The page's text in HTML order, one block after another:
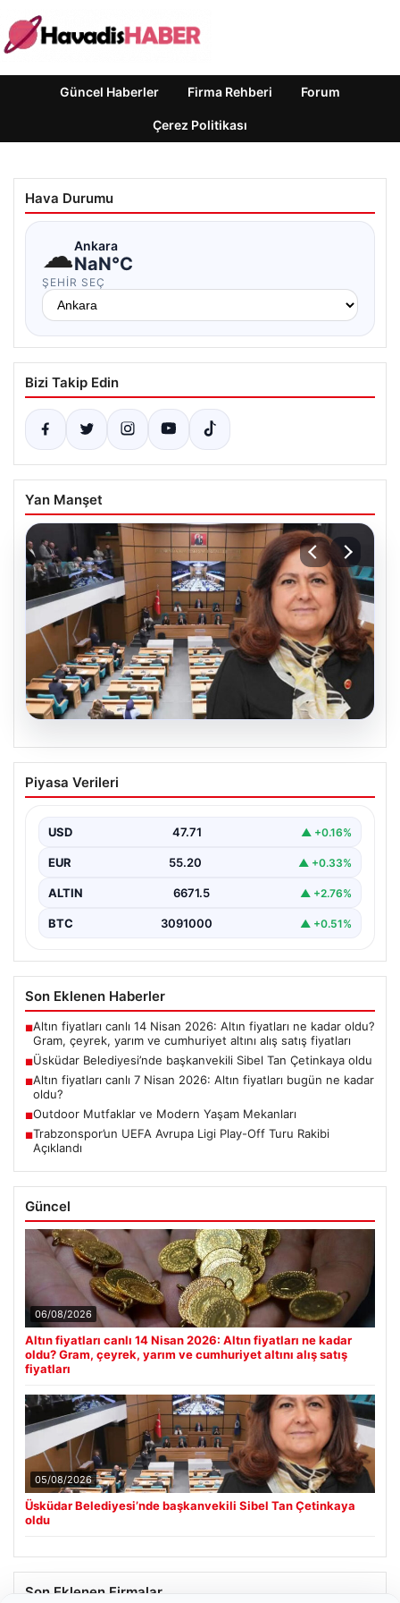
Güncel Haberler Firma Rehberi Forum
Çerez Politikası
Hava Durumu
☁Ankara
NaN°C
ŞEHIR SEÇ
Bizi Takip Edin
Yan Manşet
05.08.2026
Üsküdar Belediyesi’nde başkanvekili
Sibel Tan Çetinkaya oldu
Piyasa Verileri
USD 47.71 ▲ +0.16%
EUR 55.20 ▲ +0.33%
ALTIN 6671.5 ▲ +2.76%
BTC 3091000 ▲ +0.51%
Son Eklenen Haberler
■Altın fiyatları canlı 14 Nisan 2026: Altın fiyatları ne kadar oldu?
Gram, çeyrek, yarım ve cumhuriyet altını alış satış fiyatları
■Üsküdar Belediyesi’nde başkanvekili Sibel Tan Çetinkaya oldu
■Altın fiyatları canlı 7 Nisan 2026: Altın fiyatları bugün ne kadar
oldu?
■Outdoor Mutfaklar ve Modern Yaşam Mekanları
■Trabzonspor’un UEFA Avrupa Ligi Play-Off Turu Rakibi
Açıklandı
Güncel
06/08/2026
Altın fiyatları canlı 14 Nisan 2026: Altın fiyatları ne kadar
oldu? Gram, çeyrek, yarım ve cumhuriyet altını alış satış
fiyatları
05/08/2026
Üsküdar Belediyesi’nde başkanvekili Sibel Tan Çetinkaya
oldu
Son Eklenen Firmalar